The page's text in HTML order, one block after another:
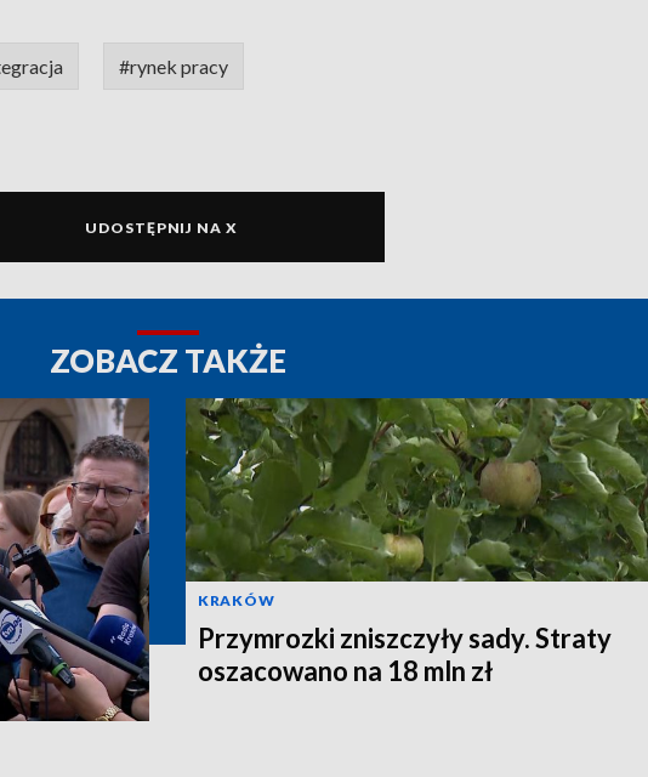
#rynek pracy
UDOSTĘPNIJ NA X
ZOBACZ TAKŻE
KRAKÓW
Przymrozki zniszczyły sady. Straty
oszacowano na 18 mln zł